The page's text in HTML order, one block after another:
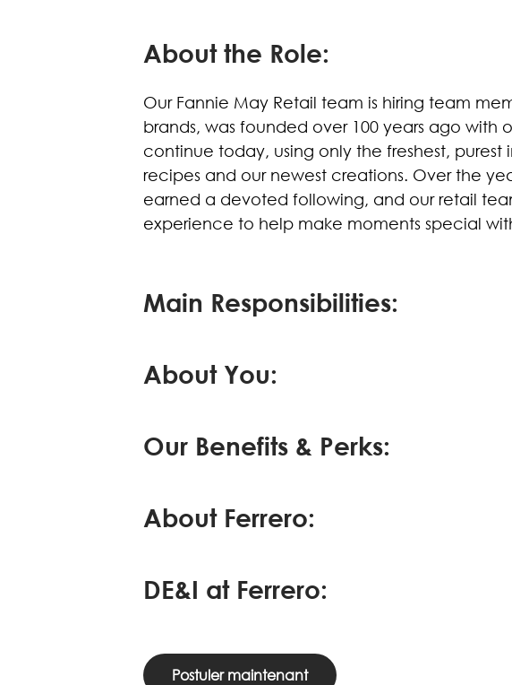
About the Role:
Our Fannie May Retail team is hiring team
brands, was founded over 100 years ago with
continue today, using only the freshest,
recipes and our newest creations. Over the
earned a devoted following, and our retail
experience to help make moments special
Main Responsibilities:
About You:
Our Benefits & Perks:
About Ferrero:
DE&I at Ferrero:
Postuler maintenant